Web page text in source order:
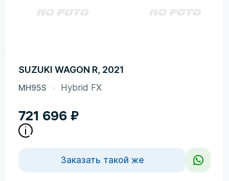
SUZUKI WAGON R, 2021
MH95S Hybrid FX
721 696 ₽
Заказать такой же